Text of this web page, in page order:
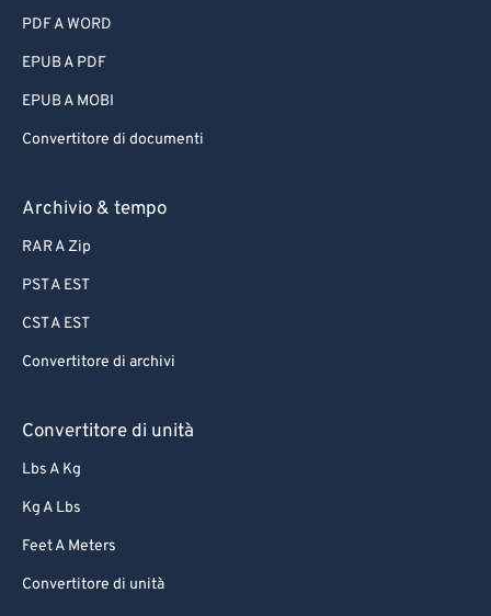
PDF A WORD
EPUB A PDF
EPUB A MOBI
Convertitore di documenti
Archivio & tempo
RAR A Zip
PST A EST
CST A EST
Convertitore di archivi
Convertitore di unità
Lbs A Kg
Kg A Lbs
Feet A Meters
Convertitore di unità